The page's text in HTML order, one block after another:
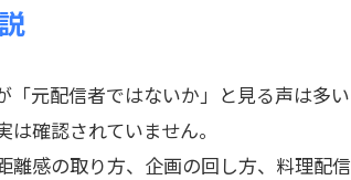
元配信者ではないか」と見る声は多い
確認されていません。
離感の取り方、企画の回し方、料理配信